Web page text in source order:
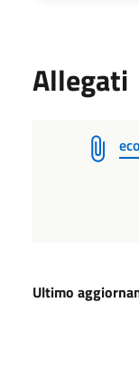
Allegati
Ultimo